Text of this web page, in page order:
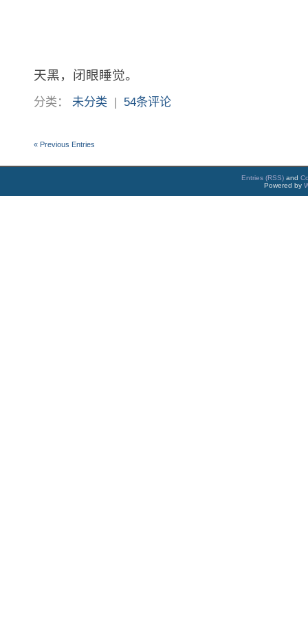
天黑，闭眼睡觉。
分类： 未分类 | 54条评论
« Previous Entries
Entries (RSS) and
Powered by